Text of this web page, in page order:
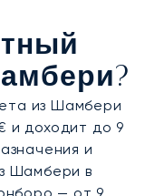
что вы
духа и
начать своё
в
Это означает,
команда,
из Шамбери
и доходит до 9
и
Шамбери в
— от 9